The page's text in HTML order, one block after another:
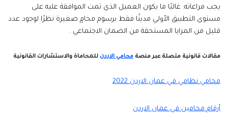
يجب مراعاته: غالبًا ما يكون العميل الذي تمت الموافقة عليه على
مستوى التطبيق الأولي مدينًا فقط برسوم محامٍ صغيرة نظرًا لوجود عدد
قليل من المزايا المستحقة من الضمان الاجتماعي .
مقالات قانونية متصلة عبر منصة محامي الاردن للمحاماة والاستشارات القانونية
محامي نظامي في عمان الاردن 2022
أرقام محامين في عمان الاردن